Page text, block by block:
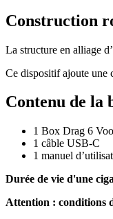
Construction
La structure en alliage
Ce dispositif ajoute une
Contenu de la
1 Box Drag 6
1 câble USB-C
1 manuel
Durée de vie d'une
Attention : conditions